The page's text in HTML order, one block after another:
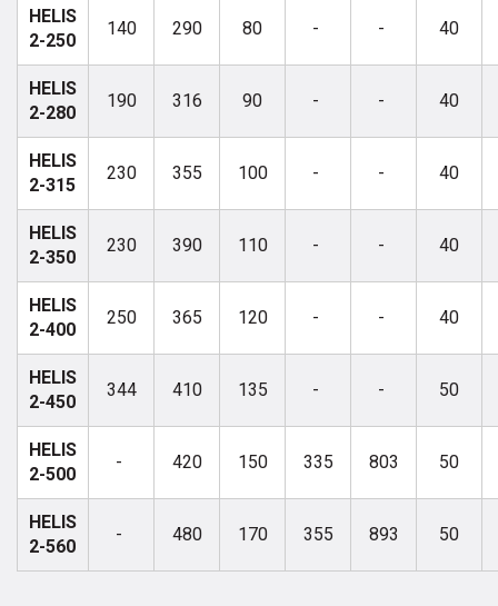
HELIS
2-250
140 290 80 - - 40
HELIS
2-280
190 316 90 - - 40
HELIS
2-315
230 355 100 - - 40
HELIS
2-350
230 390 110 - - 40
HELIS
2-400
250 365 120 - - 40
HELIS
2-450
344 410 135 - - 50
HELIS
2-500
- 420 150 335 803 50
HELIS
2-560
- 480 170 355 893 50